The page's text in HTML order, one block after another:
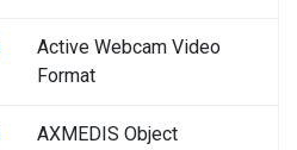
Active Webcam Video
Format
AXMEDIS Object